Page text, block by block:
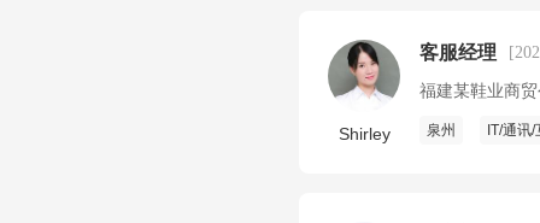
Shirley
客服经理
福建某鞋业商
泉州 IT/通讯